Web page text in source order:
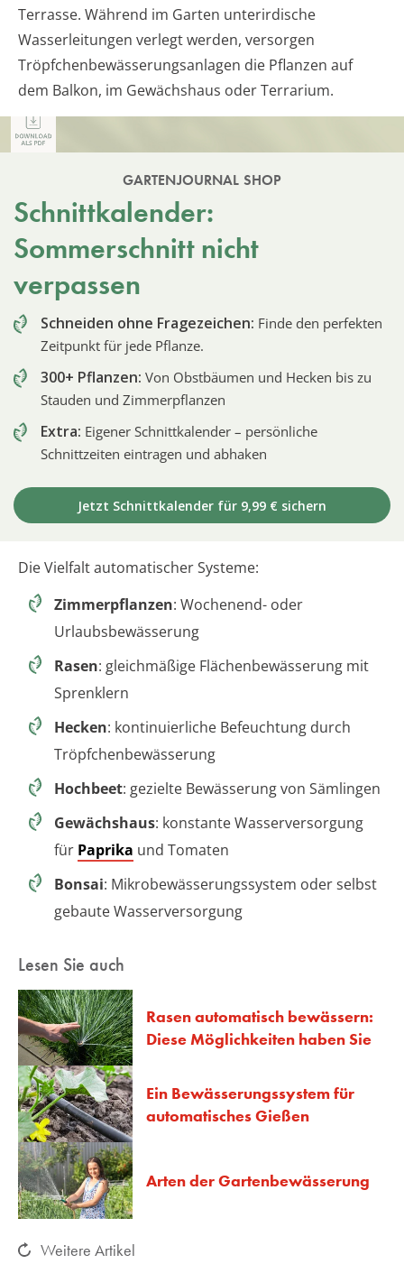
Terrasse. Während im Garten unterirdische
Wasserleitungen verlegt werden, versorgen
Tröpfchenbewässerungsanlagen die Pflanzen auf
dem Balkon, im Gewächshaus oder Terrarium.
GARTENJOURNAL SHOP
Schnittkalender:
Sommerschnitt nicht
verpassen
Schneiden ohne Fragezeichen: Finde den perfekten
Zeitpunkt für jede Pflanze.
300+ Pflanzen: Von Obstbäumen und Hecken bis zu
Stauden und Zimmerpflanzen
Extra: Eigener Schnittkalender – persönliche
Schnittzeiten eintragen und abhaken
Jetzt Schnittkalender für 9,99 € sichern
Die Vielfalt automatischer Systeme:
Zimmerpflanzen: Wochenend- oder
Urlaubsbewässerung
Rasen: gleichmäßige Flächenbewässerung mit
Sprenklern
Hecken: kontinuierliche Befeuchtung durch
Tröpfchenbewässerung
Hochbeet: gezielte Bewässerung von Sämlingen
Gewächshaus: konstante Wasserversorgung
für Paprika und Tomaten
Bonsai: Mikrobewässerungssystem oder selbst
gebaute Wasserversorgung
Lesen Sie auch
Rasen automatisch bewässern:
Diese Möglichkeiten haben Sie
Ein Bewässerungssystem für
automatisches Gießen
Arten der Gartenbewässerung
Weitere Artikel